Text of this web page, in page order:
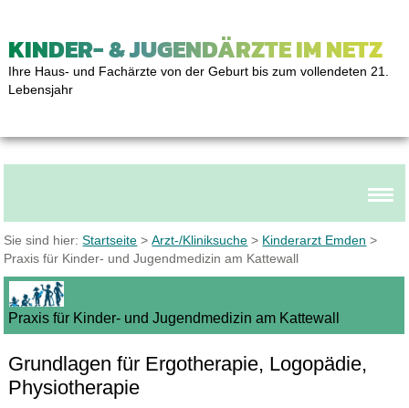
KINDER- & JUGENDÄRZTE IM NETZ
Ihre Haus- und Fachärzte von der Geburt bis zum vollendeten 21.
Lebensjahr
Sie sind hier:Startseite >Arzt-/Kliniksuche > Kinderarzt Emden >
Praxis für Kinder- und Jugendmedizin am Kattewall
Praxis für Kinder- und Jugendmedizin am Kattewall
Grundlagen für Ergotherapie, Logopädie,
Physiotherapie